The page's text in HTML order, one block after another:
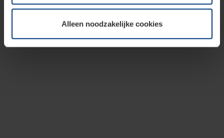
toestemming kunt u op elk moment bij de uitleg van de
wijzigen of herroepen.Alleen noodzakelijke cookies